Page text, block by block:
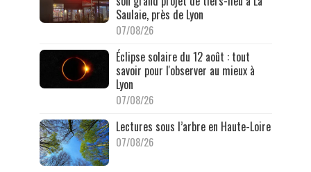
Saulaie, près de Lyon
07/08/26
Éclipse solaire du 12 août : tout
savoir pour l'observer au mieux à
Lyon
07/08/26
Lectures sous l’arbre en Haute-Loire
07/08/26